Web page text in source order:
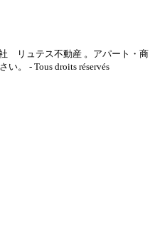
リュテス不動産 。アパート・商
。 - Tous droits réservés